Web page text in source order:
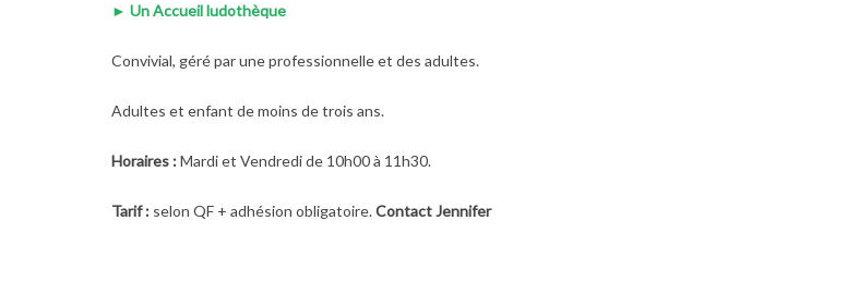
► Un Accueil ludothèque
Convivial, géré par une professionnelle et des adultes.
Adultes et enfant de moins de trois ans.
Horaires :Mardi et Vendredi de 10h00 à 11h30.
Tarif : selon QF + adhésion obligatoire.Contact Jennifer